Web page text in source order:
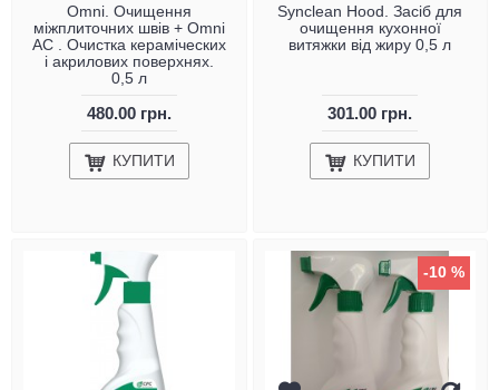
Omni. Очищення
міжплиточних швів + Omni
AC . Очистка кераміческих
і акрилових поверхнях.
0,5 л
480.00 грн.
КУПИТИ
Synclean Hood. Засіб для
очищення кухонної
витяжки від жиру 0,5 л
301.00 грн.
КУПИТИ
-10 %